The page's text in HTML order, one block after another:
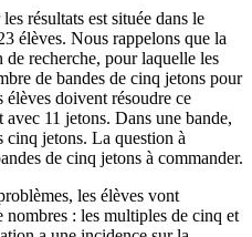
résultats est située dans le
élèves. Nous rappelons que la
recherche, pour laquelle les
de bandes de cinq jetons pour
doivent résoudre ce
11 jetons. Dans une bande,
cinq jetons. La question à
de cinq jetons à commander.
les élèves vont
: les multiples de cinq et